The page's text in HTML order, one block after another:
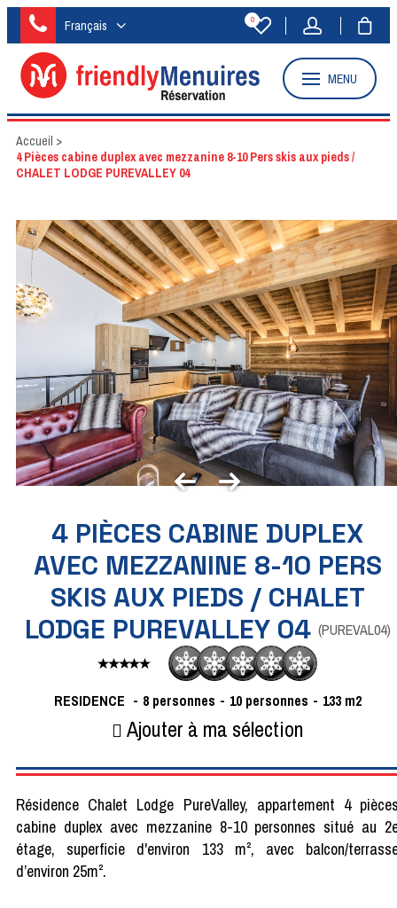
Français 0
MENU
Accueil >
4 Pièces cabine duplex avec mezzanine 8-10 Pers skis aux pieds /
CHALET LODGE PUREVALLEY 04
4 PIÈCES CABINE DUPLEX
AVEC MEZZANINE 8-10 PERS
SKIS AUX PIEDS / CHALET
LODGE PUREVALLEY 04 (PUREVAL04)
RESIDENCE 8 personnes 10 personnes 133 m2
Ajouter à ma sélection
Résidence Chalet Lodge PureValley, appartement 4
cabine duplex avec mezzanine 8-10 personnes situé au
étage, superficie d'environ 133 m², avec balcon/
d’environ 25m².